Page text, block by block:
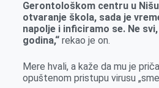
Gerontološkom centru u
otvaranje škola, sada je
napolje i inficiramo se. Ne
godina,“rekao je on.
Mere hvali, a kaže da mu je
opuštenom pristupu virusu